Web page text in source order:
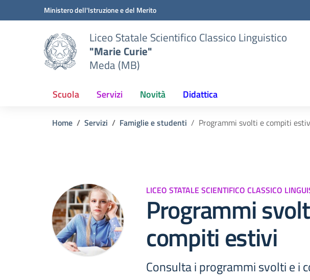
Vai ai contenuti
Vai al menu di navigazioneMinistero dell'Istruzione e del Merito
Liceo Statale Scientifico Classico Linguistico
"Marie Curie"
Meda (MB)
Scuola Servizi Novità Didattica
Home Servizi Famiglie e studenti Programmi svolti e compiti
LICEO STATALE SCIENTIFICO CLASSICO
Programmi
compiti estivi
Consulta i programmi svolti e i